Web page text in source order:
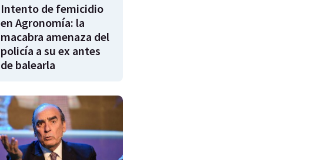
Intento de femicidio
en Agronomía: la
macabra amenaza del
policía a su ex antes
de balearla